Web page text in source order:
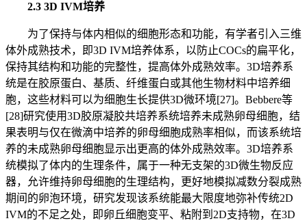
2.3 3D IVM培养
为了保持与体内相似的细胞形态和功能，有学者引入三维
体外成熟技术，即3D IVM培养体系，以防止COCs的扁平化，
保持其结构和功能的完整性，提高体外成熟效率。3D培养系
统是在胶原蛋白、基质、纤维蛋白或其他生物材料中培养细
胞，这些材料可以为细胞生长提供3D微环境[27]。Bebbere等
[28]研究使用3D胶原凝胶共培养系统培养未成熟卵母细胞，结
果表明与仅在微滴中培养的卵母细胞成熟率相似，而该系统培
养的未成熟卵母细胞显示出更高的体外成熟效率。3D培养系
统模拟了体内的生理条件，属于一种无支架的3D微生物反应
器，允许维持卵母细胞的生理结构，更好地模拟减数分裂成熟
期间的卵泡环境，研究发现该系统能最大限度地弥补传统2D
IVM的不足之处，即卵丘细胞变平、粘附到2D支持物，在3D